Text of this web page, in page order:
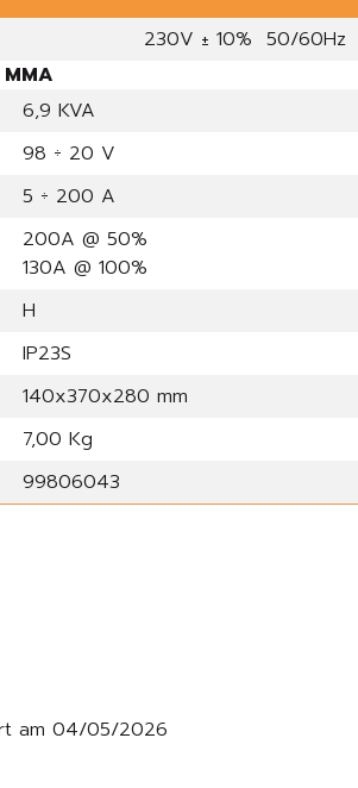
230V ± 10% 50/60Hz
MMA
6,9 KVA
98 ÷ 20 V
5 ÷ 200 A
200A @ 50%
130A @ 100%
H
IP23S
140x370x280 mm
7,00 Kg
99806043
am 04/05/2026